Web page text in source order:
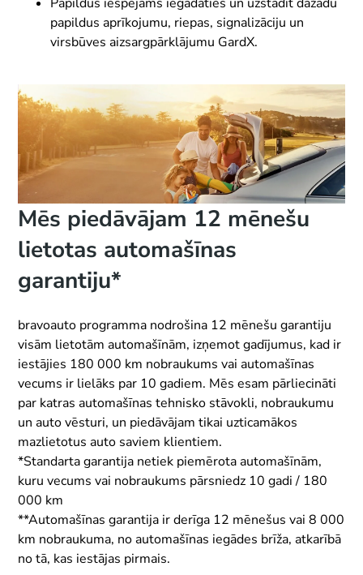
papildus aprīkojumu, riepas, signalizāciju un
virsbūves aizsargpārklājumu GardX.
Mēs piedāvājam 12 mēnešu
lietotas automašīnas
garantiju*
bravoauto programma nodrošina 12 mēnešu garantiju
visām lietotām automašīnām, izņemot gadījumus, kad ir
iestājies 180 000 km nobraukums vai automašīnas
vecums ir lielāks par 10 gadiem. Mēs esam pārliecināti
par katras automašīnas tehnisko stāvokli, nobraukumu
un auto vēsturi, un piedāvājam tikai uzticamākos
mazlietotus auto saviem klientiem.
*Standarta garantija netiek piemērota automašīnām,
kuru vecums vai nobraukums pārsniedz 10 gadi / 180
000 km
**Automašīnas garantija ir derīga 12 mēnešus vai 8 000
km nobraukuma, no automašīnas iegādes brīža, atkarībā
no tā, kas iestājas pirmais.